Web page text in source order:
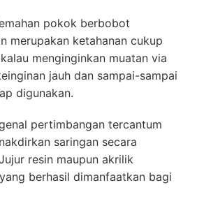
pokok berbobot
merupakan ketahanan cukup
menginginkan muatan via
jauh dan sampai-sampai
digunakan.
pertimbangan tercantum
saringan secara
resin maupun akrilik
berhasil dimanfaatkan bagi